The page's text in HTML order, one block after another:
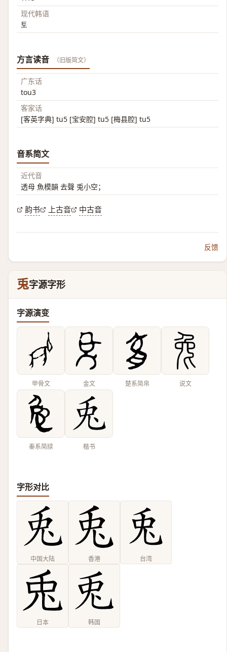
现代韩语
토
方言读音 （旧版简文）
广东话
tou3
客家话
[客英字典] tu5 [宝安腔] tu5 [梅县腔] tu5
音系简文
近代音
透母 魚模韻 去聲 兎小空；
韵书 上古音 中古音
反馈
兎字源字形
字源演变
甲骨文 金文 楚系简帛 说文
秦系简牍 楷书
字形对比
中国大陆 香港 台湾
日本 韩国